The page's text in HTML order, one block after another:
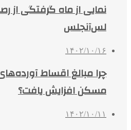
نمایی از ماه گرفتگی از
لس‌آنجلس
۱۴۰۲/۱۰/۱۶
چرا مبالغ اقساط
مسکن افزایش یافت؟
۱۴۰۲/۱۰/۱۱